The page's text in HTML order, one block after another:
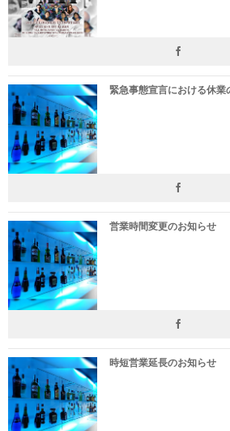
緊急事態宣言における休業
営業時間変更のお知らせ
時短営業延長のお知らせ